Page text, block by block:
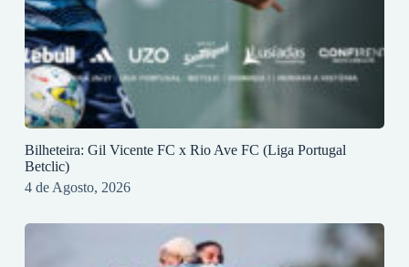
Bilheteira: Gil Vicente FC x Rio Ave FC (Liga Portugal
Betclic)
4 de Agosto, 2026